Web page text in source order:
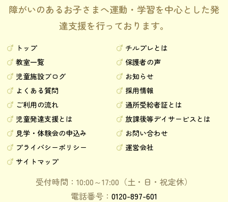
障がいのあるお子さまへ運動・学習を中心とした発
達支援を行っております。
トップ
チルプレとは
教室一覧
保護者の声
児童施設ブログ
お知らせ
よくある質問
採用情報
ご利用の流れ
通所受給者証とは
児童発達支援とは
放課後等デイサービスとは
見学・体験会の申込み
お問い合わせ
プライバシーポリシー
運営会社
サイトマップ
受付時間：10:00～17:00（土・日・祝定休）
電話番号： 0120-897-601